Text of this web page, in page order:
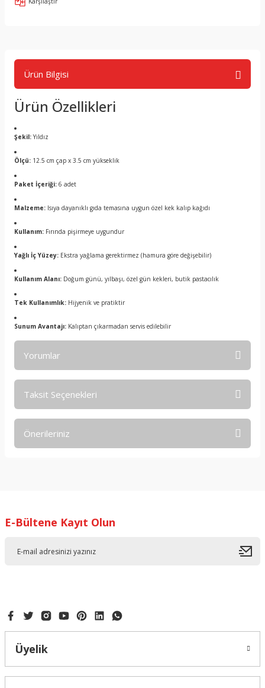
Ürün Bilgisi
Ürün Özellikleri
Şekil:Yıldız
Ölçü: 12.5 cm çap x 3.5 cm yükseklik
Paket İçeriği: 6 adet
Malzeme: Isıya dayanıklı gıda temasına uygun özel kek kalıp kağıdı
Kullanım: Fırında pişirmeye uygundur
Yağlı İç Yüzey: Ekstra yağlama gerektirmez (hamura göre değişebilir)
Kullanım Alanı: Doğum günü, yılbaşı, özel gün kekleri, butik pastacılık
Tek Kullanımlık: Hijyenik ve pratiktir
Sunum Avantajı: Kalıptan çıkarmadan servis edilebilir
Yorumlar
Taksit Seçenekleri
Önerileriniz
Ürün resmi kalitesiz, bozuk veya görüntülenemiyor.
E-Bültene Kayıt Olun
Üyelik